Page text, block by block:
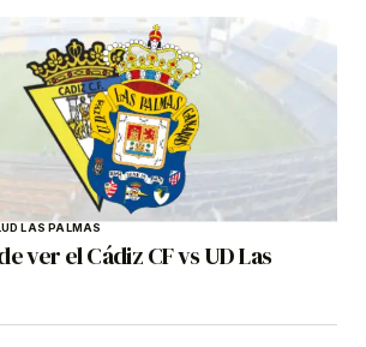
UD LAS PALMAS
ver el Cádiz CF vs UD Las